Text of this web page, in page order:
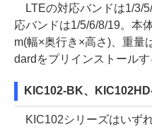
LTEの対応バンドは1/3/
応バンドは1/5/6/8/19。本
m(幅×奥行き×高さ)、重量
dardをプリインストールす
KIC102-BK、
KIC102シリーズはいず